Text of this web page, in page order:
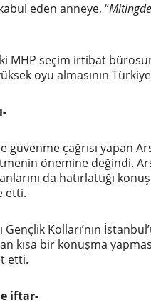
eden anneye, “
MHP seçim irtibat
oyu almasının
güvenme çağrısı yapan
önemine değindi.
da hatırlattığı
etti.
Gençlik Kolları’nın
kısa bir konuşma
etti.
iftar-